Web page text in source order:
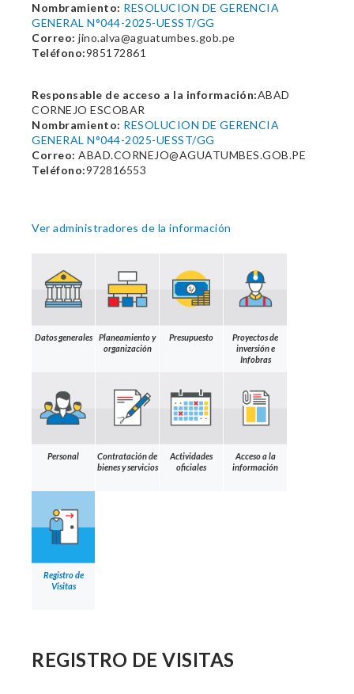
Nombramiento: RESOLUCION DE GERENCIA
GENERAL N°044-2025-UESST/GG
Correo: jino.alva@aguatumbes.gob.pe
Teléfono:985172861
Responsable de acceso a la información:ABAD
CORNEJO ESCOBAR
Nombramiento: RESOLUCION DE GERENCIA
GENERAL N°044-2025-UESST/GG
Correo: ABAD.CORNEJO@AGUATUMBES.GOB.PE
Teléfono:972816553
Ver administradores de la información
Datos generales
Planeamiento y
organización
Presupuesto
Proyectos de
inversión e
Infobras
Personal
Contratación de
bienes y servicios
Actividades
oficiales
Acceso a la
información
Registro de
Visitas
REGISTRO DE VISITAS